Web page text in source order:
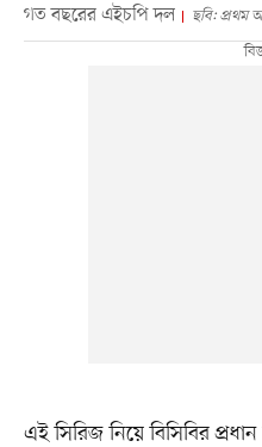
গত বছরের এইচপি দল ছবি: প্রথম
এই সিরিজ নিয়ে বিসিবির প্রধান